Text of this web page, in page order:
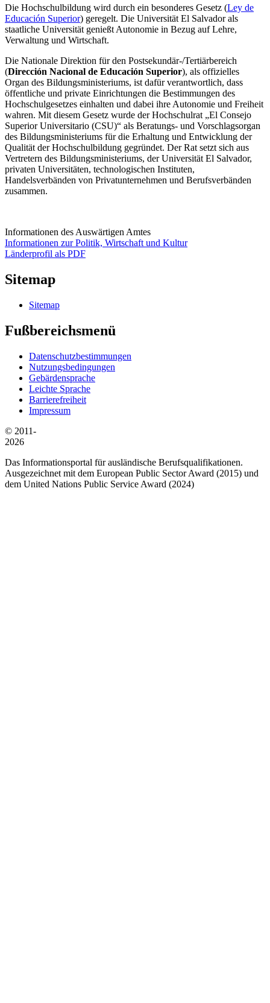
Die Hochschulbildung wird durch ein besonderes Gesetz (Ley de
Educación Superior) geregelt. Die Universität El Salvador als
staatliche Universität genießt Autonomie in Bezug auf Lehre,
Verwaltung und Wirtschaft.
Die Nationale Direktion für den Postsekundär-/Tertiärbereich
(Dirección Nacional de Educación Superior), als offizielles
Organ des Bildungsministeriums, ist dafür verantwortlich, dass
öffentliche und private Einrichtungen die Bestimmungen des
Hochschulgesetzes einhalten und dabei ihre Autonomie und Freiheit
wahren. Mit diesem Gesetz wurde der Hochschulrat „El Consejo
Superior Universitario (CSU)“ als Beratungs- und Vorschlagsorgan
des Bildungsministeriums für die Erhaltung und Entwicklung der
Qualität der Hochschulbildung gegründet. Der Rat setzt sich aus
Vertretern des Bildungsministeriums, der Universität El Salvador,
privaten Universitäten, technologischen Instituten,
Handelsverbänden von Privatunternehmen und Berufsverbänden
zusammen.
Informationen des Auswärtigen Amtes
Informationen zur Politik, Wirtschaft und Kultur
Länderprofil als PDF
Sitemap
Sitemap
Fußbereichsmenü
Datenschutzbestimmungen
Nutzungsbedingungen
Gebärdensprache
Leichte Sprache
Barrierefreiheit
Impressum
© 2011-
2026
Das Informationsportal für ausländische Berufsqualifikationen.
Ausgezeichnet mit dem European Public Sector Award (2015) und
dem United Nations Public Service Award (2024)